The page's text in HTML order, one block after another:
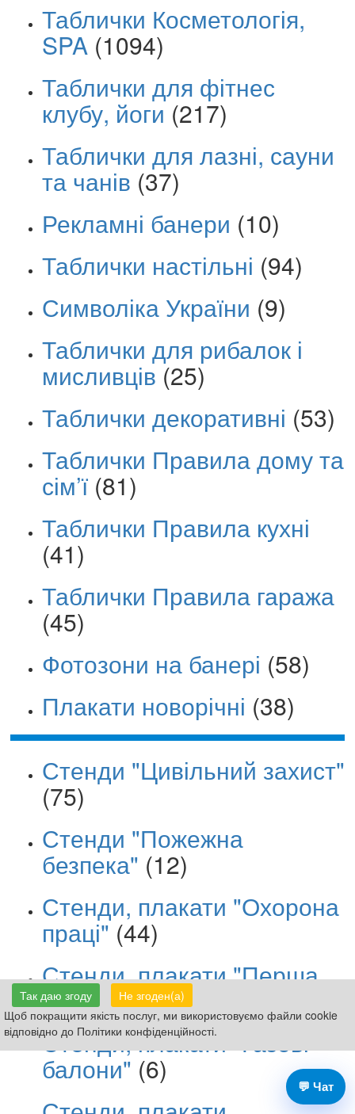
Так даю згоду
Не згоден(а)
Щоб покращити якість послуг, ми використовуємо файли cookie
відповідно до Політики конфіденційності.
Таблички Косметологія,
SPA (1094)
Таблички для фітнес
клубу, йоги (217)
Таблички для лазні, сауни
та чанів (37)
Рекламні банери (10)
Таблички настільні (94)
Символіка України (9)
Таблички для рибалок і
мисливців (25)
Таблички декоративні (53)
Таблички Правила дому та
сім’ї (81)
Таблички Правила кухні
(41)
Таблички Правила гаража
(45)
Фотозони на банері (58)
Плакати новорічні (38)
Стенди "Цивільний захист"
(75)
Стенди "Пожежна
безпека" (12)
Стенди, плакати "Охорона
праці" (44)
Стенди, плакати "Перша
допомога"(19)
Стенди, плакати "Газові
балони" (6)
💬 Чат